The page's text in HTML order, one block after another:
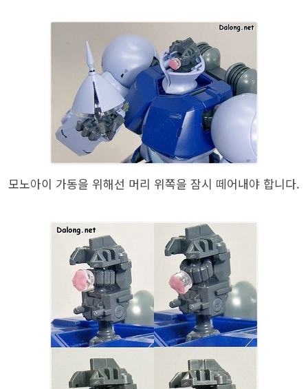
모노아이 가동을 위해선 머리 위쪽을 잠시 떼어내야 합니다.